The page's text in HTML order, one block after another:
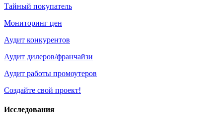
Тайный покупатель
Мониторинг цен
Аудит конкурентов
Аудит дилеров/франчайзи
Аудит работы промоутеров
Создайте свой проект!
Исследования